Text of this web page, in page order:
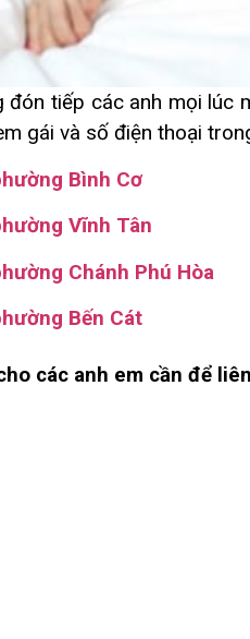
tiếp các anh mọi lúc
gái và số điện thoại
Bình Cơ
Vĩnh Tân
Chánh Phú Hòa
Bến Cát
các anh em cần để